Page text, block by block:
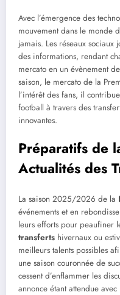
Avec l’émergence des
mouvement dans le monde
jamais. Les réseaux
des informations, rendant
mercato en un évènement
saison, le mercato de la
l’intérêt des fans, il
football à travers des
innovantes.
Préparatifs de
Actualités des
La saison 2025/2026 de la
événements et en
leurs efforts pour peaufiner
transferts hivernaux ou
meilleurs talents possibles
une saison couronnée de
cessent d’enflammer les
annonce étant attendue